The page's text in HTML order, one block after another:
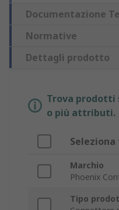
Documentazione
Normative
Dettagli prodotto
Trova prodotti
o più attributi.
Marchio
Phoenix
Tipo